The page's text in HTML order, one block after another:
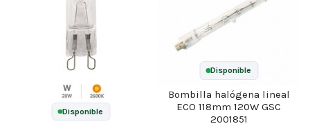
Disponible
Disponible
Bombilla halógena lineal
ECO 118mm 120W GSC
2001851